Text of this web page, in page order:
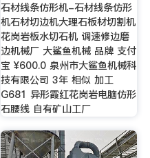
石材线条仿形机-石材线条仿形
机石材切边机大理石板材切割机
花岗岩板水切石机 调速修边磨
边机械厂 大鲨鱼机械 品牌 支付
宝 ¥600.0 泉州市大鲨鱼机械科
技有限公司 3年 相似 加工
G681 异形霞红花岗岩电脑仿形
石腰线 自有矿山工厂